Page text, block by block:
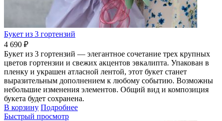
Букет из 3 гортензий
4 690 ₽
Букет из 3 гортензий — элегантное сочетание трех крупных
цветов гортензии и свежих акцентов эвкалипта. Упакован в
пленку и украшен атласной лентой, этот букет станет
выразительным дополнением к любому событию. Возможны
небольшие изменения элементов. Общий вид и композиция
букета будет сохранена.
В корзину Подробнее
Быстрый просмотр